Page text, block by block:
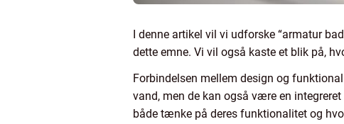
I denne artikel vil vi udforske “armatur
dette emne. Vi vil også kaste et blik på,
Forbindelsen mellem design og
vand, men de kan også være en
både tænke på deres funktionalitet og